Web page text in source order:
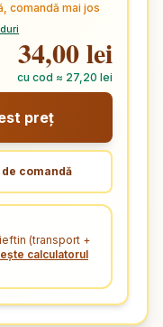
comandă mai jos
34,00 lei
cu cod ≈ 27,20 lei
preț
comandă
(transport +
calculatorul